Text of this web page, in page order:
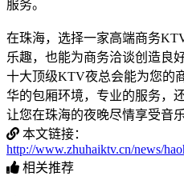
服务。
在珠海，选择一家高端商务
乐趣，也能为商务洽谈创造良
十大顶级KTV夜总会能为您的
华的包厢环境，专业的服务，
让您在珠海的夜晚尽情享受音
本文链接：
http://www.zhuhaiktv.cn/news/
相关推荐